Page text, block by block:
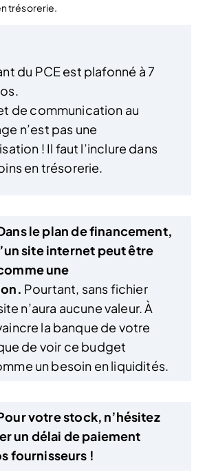
trésorerie.
du PCE est plafonné à 7
de communication au
n’est pas une
! Il faut l’inclure dans
en trésorerie.
le plan de financement,
site internet peut être
une
Pourtant, sans fichier
n’aura aucune valeur. À
la banque de votre
de voir ce budget
un besoin en liquidités.
votre stock, n’hésitez
un délai de paiement
fournisseurs !